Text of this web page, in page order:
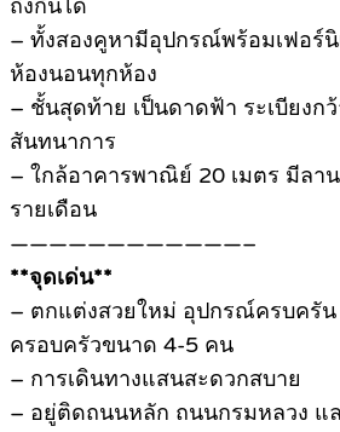
ถึงกันได้
– ทั้งสองคูหามีอุปกรณ์พร้อมเฟอร์
ห้องนอนทุกห้อง
– ชั้นสุดท้าย เป็นดาดฟ้า ระเบียงก
สันทนาการ
– ใกล้อาคารพาณิย์ 20 เมตร มีลา
รายเดือน
————————————–
**จุดเด่น**
– ตกแต่งสวยใหม่ อุปกรณ์ครบครัน
ครอบครัวขนาด 4-5 คน
– การเดินทางแสนสะดวกสบาย
– อยู่ติดถนนหลัก ถนนกรมหลวง แ